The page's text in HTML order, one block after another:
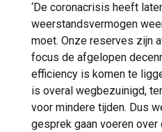
‘De coronacrisis heeft
weerstandsvermogen
moet. Onze reserves zijn
focus de afgelopen
efficiency is komen te
is overal wegbezuinigd,
voor mindere tijden. Dus
gesprek gaan voeren over